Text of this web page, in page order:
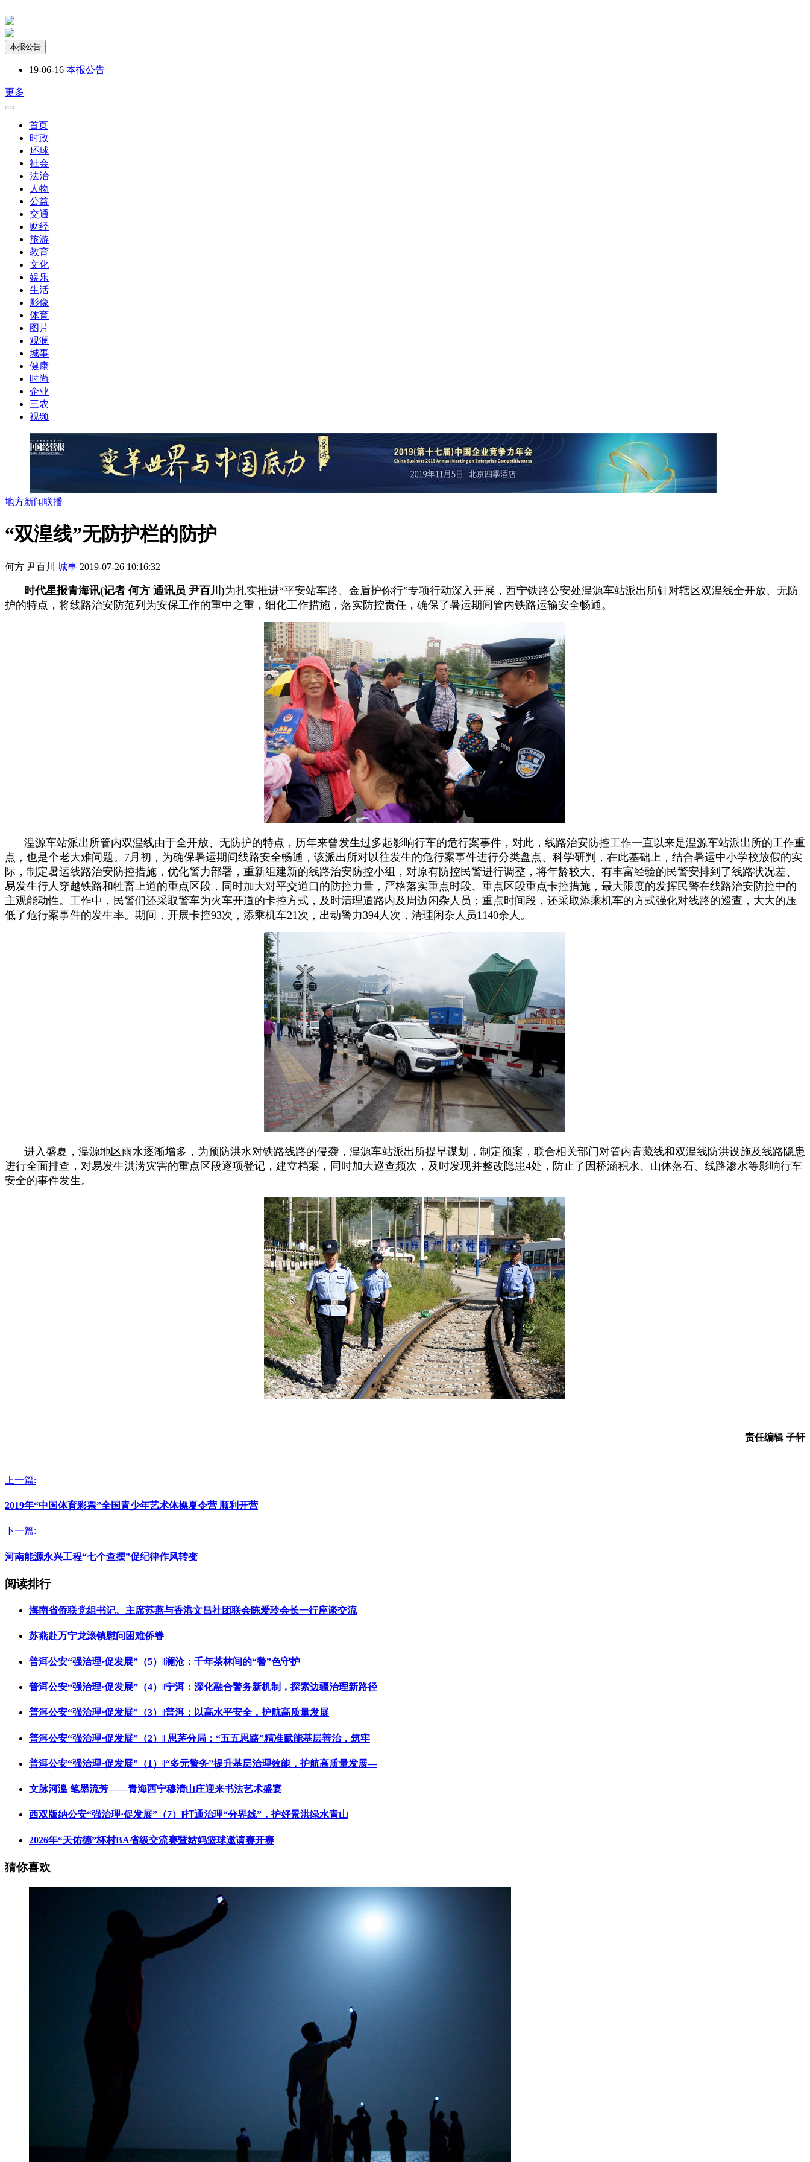
本报公告
19-06-16 本报公告
更多
首页
|时政
|环球
|社会
|法治
|人物
|公益
|交通
|财经
|旅游
|教育
|文化
|娱乐
|生活
|影像
|体育
|图片
|观澜
|城事
|健康
|时尚
|企业
|三农
|视频
|
地方新闻联播
“双湟线”无防护栏的防护
何方 尹百川 城事 2019-07-26 10:16:32
时代星报青海讯(记者 何方 通讯员 尹百川)为扎实推进“平安站车路、金盾护你行”专项行动深入开展，西宁铁路公安处湟源车站派出所针对辖区双湟线全开放、无防
护的特点，将线路治安防范列为安保工作的重中之重，细化工作措施，落实防控责任，确保了暑运期间管内铁路运输安全畅通。
湟源车站派出所管内双湟线由于全开放、无防护的特点，历年来曾发生过多起影响行车的危行案事件，对此，线路治安防控工作一直以来是湟源车站派出所的工作重
点，也是个老大难问题。7月初，为确保暑运期间线路安全畅通，该派出所对以往发生的危行案事件进行分类盘点、科学研判，在此基础上，结合暑运中小学校放假的实
际，制定暑运线路治安防控措施，优化警力部署，重新组建新的线路治安防控小组，对原有防控民警进行调整，将年龄较大、有丰富经验的民警安排到了线路状况差、
易发生行人穿越铁路和牲畜上道的重点区段，同时加大对平交道口的防控力量，严格落实重点时段、重点区段重点卡控措施，最大限度的发挥民警在线路治安防控中的
主观能动性。工作中，民警们还采取警车为火车开道的卡控方式，及时清理道路内及周边闲杂人员；重点时间段，还采取添乘机车的方式强化对线路的巡查，大大的压
低了危行案事件的发生率。期间，开展卡控93次，添乘机车21次，出动警力394人次，清理闲杂人员1140余人。
进入盛夏，湟源地区雨水逐渐增多，为预防洪水对铁路线路的侵袭，湟源车站派出所提早谋划，制定预案，联合相关部门对管内青藏线和双湟线防洪设施及线路隐患
进行全面排查，对易发生洪涝灾害的重点区段逐项登记，建立档案，同时加大巡查频次，及时发现并整改隐患4处，防止了因桥涵积水、山体落石、线路渗水等影响行车
安全的事件发生。
责任编辑 子轩
上一篇:
2019年“中国体育彩票”全国青少年艺术体操夏令营 顺利开营
下一篇:
河南能源永兴工程“七个查摆”促纪律作风转变
阅读排行
海南省侨联党组书记、主席苏燕与香港文昌社团联会陈爱玲会长一行座谈交流
苏燕赴万宁龙滚镇慰问困难侨眷
普洱公安“强治理·促发展”（5）‖澜沧：千年茶林间的“警”色守护
普洱公安“强治理·促发展”（4）‖宁洱：深化融合警务新机制，探索边疆治理新路径
普洱公安“强治理·促发展”（3）‖普洱：以高水平安全，护航高质量发展
普洱公安“强治理·促发展”（2）‖ 思茅分局：“五五思路”精准赋能基层善治，筑牢
普洱公安“强治理·促发展”（1）‖“多元警务”提升基层治理效能，护航高质量发展—
文脉河湟 笔墨流芳——青海西宁穆清山庄迎来书法艺术盛宴
西双版纳公安“强治理·促发展”（7）‖打通治理“分界线”，护好景洪绿水青山
2026年“天佑德”杯村BA省级交流赛暨姑妈篮球邀请赛开赛
猜你喜欢